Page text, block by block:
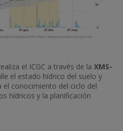
el ICGC a través de la XMS-
el estado hídrico del suelo y
conocimiento del ciclo del
hídricos y la planificación